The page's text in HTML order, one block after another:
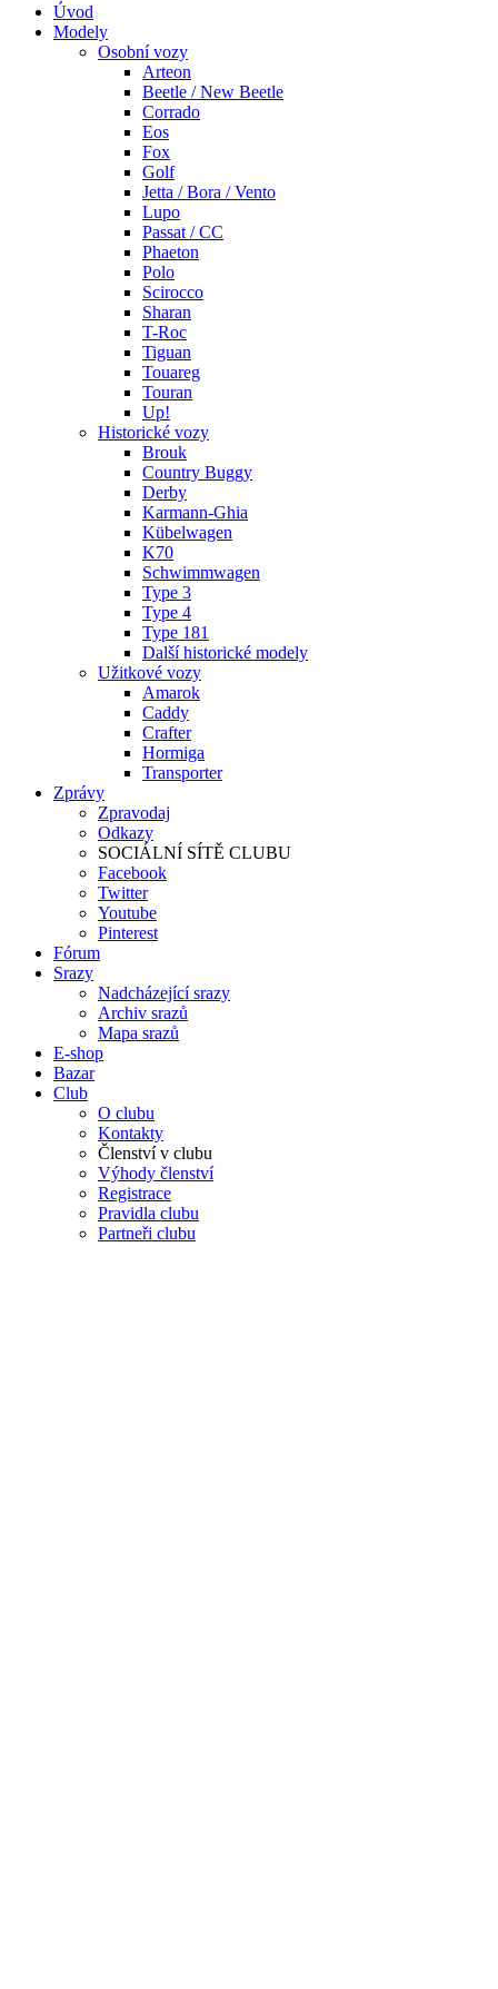
Úvod
Modely
Osobní vozy
Arteon
Beetle / New Beetle
Corrado
Eos
Fox
Golf
Jetta / Bora / Vento
Lupo
Passat / CC
Phaeton
Polo
Scirocco
Sharan
T-Roc
Tiguan
Touareg
Touran
Up!
Historické vozy
Brouk
Country Buggy
Derby
Karmann-Ghia
Kübelwagen
K70
Schwimmwagen
Type 3
Type 4
Type 181
Další historické modely
Užitkové vozy
Amarok
Caddy
Crafter
Hormiga
Transporter
Zprávy
Zpravodaj
Odkazy
SOCIÁLNÍ SÍTĚ CLUBU
Facebook
Twitter
Youtube
Pinterest
Fórum
Srazy
Nadcházející srazy
Archiv srazů
Mapa srazů
E-shop
Bazar
Club
O clubu
Kontakty
Členství v clubu
Výhody členství
Registrace
Pravidla clubu
Partneři clubu